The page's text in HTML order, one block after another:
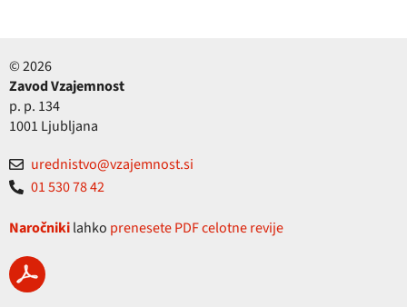
© 2026
Zavod Vzajemnost
p. p. 134
1001 Ljubljana
urednistvo@vzajemnost.si
01 530 78 42
Naročnikilahko prenesete PDF celotne revije